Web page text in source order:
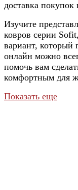
доставка
Изучите
ковров серии
вариант, который
онлайн можно
помочь вам
комфортным для
Показать еще